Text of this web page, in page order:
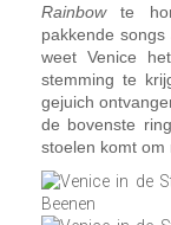
Rainbowte
pakkende
weet Venice
stemming te
gejuich
de bovenste
stoelen komt om